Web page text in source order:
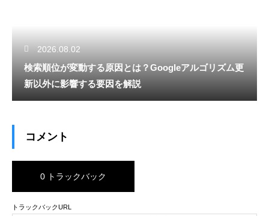
2026.08.02
検索順位が変動する原因とは？Googleアルゴリズム更
新以外に影響する要因を解説
コメント
0 トラックバック
トラックバックURL